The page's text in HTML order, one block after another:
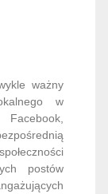
ważny
w
postów